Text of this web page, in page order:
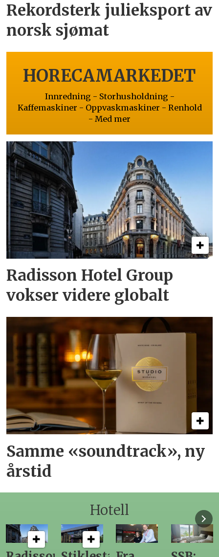
Rekordsterk julieksport av
norsk sjømat
HORECAMARKEDET
Innredning - Storhusholdning -
Kaffemaskiner - Oppvaskmaskiner - Renhold
- Med mer
Radisson Hotel Group
vokser videre globalt
Samme «soundtrack», ny
årstid
Hotell